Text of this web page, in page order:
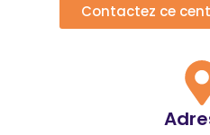
Contactez ce